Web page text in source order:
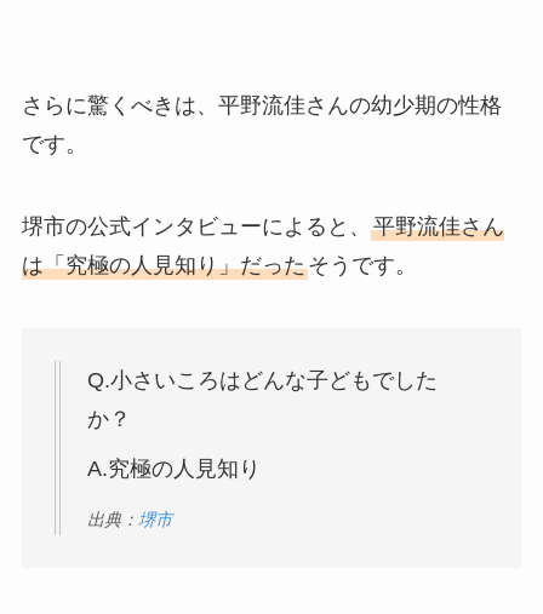
さらに驚くべきは、平野流佳さんの幼少期の性格
です。
堺市の公式インタビューによると、 平野流佳さん
は「究極の人見知り」だったそうです。
Q.小さいころはどんな子どもでした
か？
A.究極の人見知り
出典： 堺市